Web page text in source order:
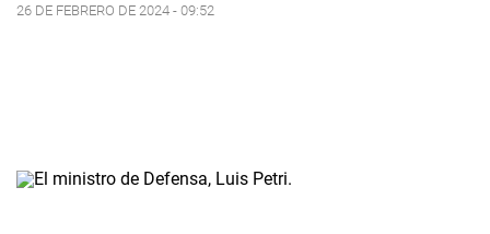
26 DE FEBRERO DE 2024 - 09:52